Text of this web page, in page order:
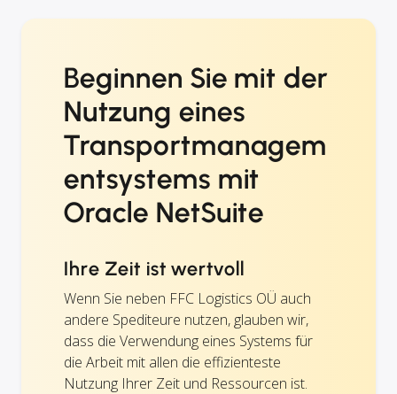
Beginnen Sie mit der
Nutzung eines
Transportmanagem
entsystems mit
Oracle NetSuite
Ihre Zeit ist wertvoll
Wenn Sie neben FFC Logistics OÜ auch
andere Spediteure nutzen, glauben wir,
dass die Verwendung eines Systems für
die Arbeit mit allen die effizienteste
Nutzung Ihrer Zeit und Ressourcen ist.